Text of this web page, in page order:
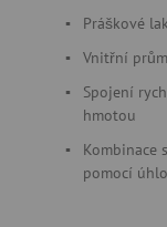
Práškové
Vnitřní
Spojení
hmotou
Kombinace
pomocí